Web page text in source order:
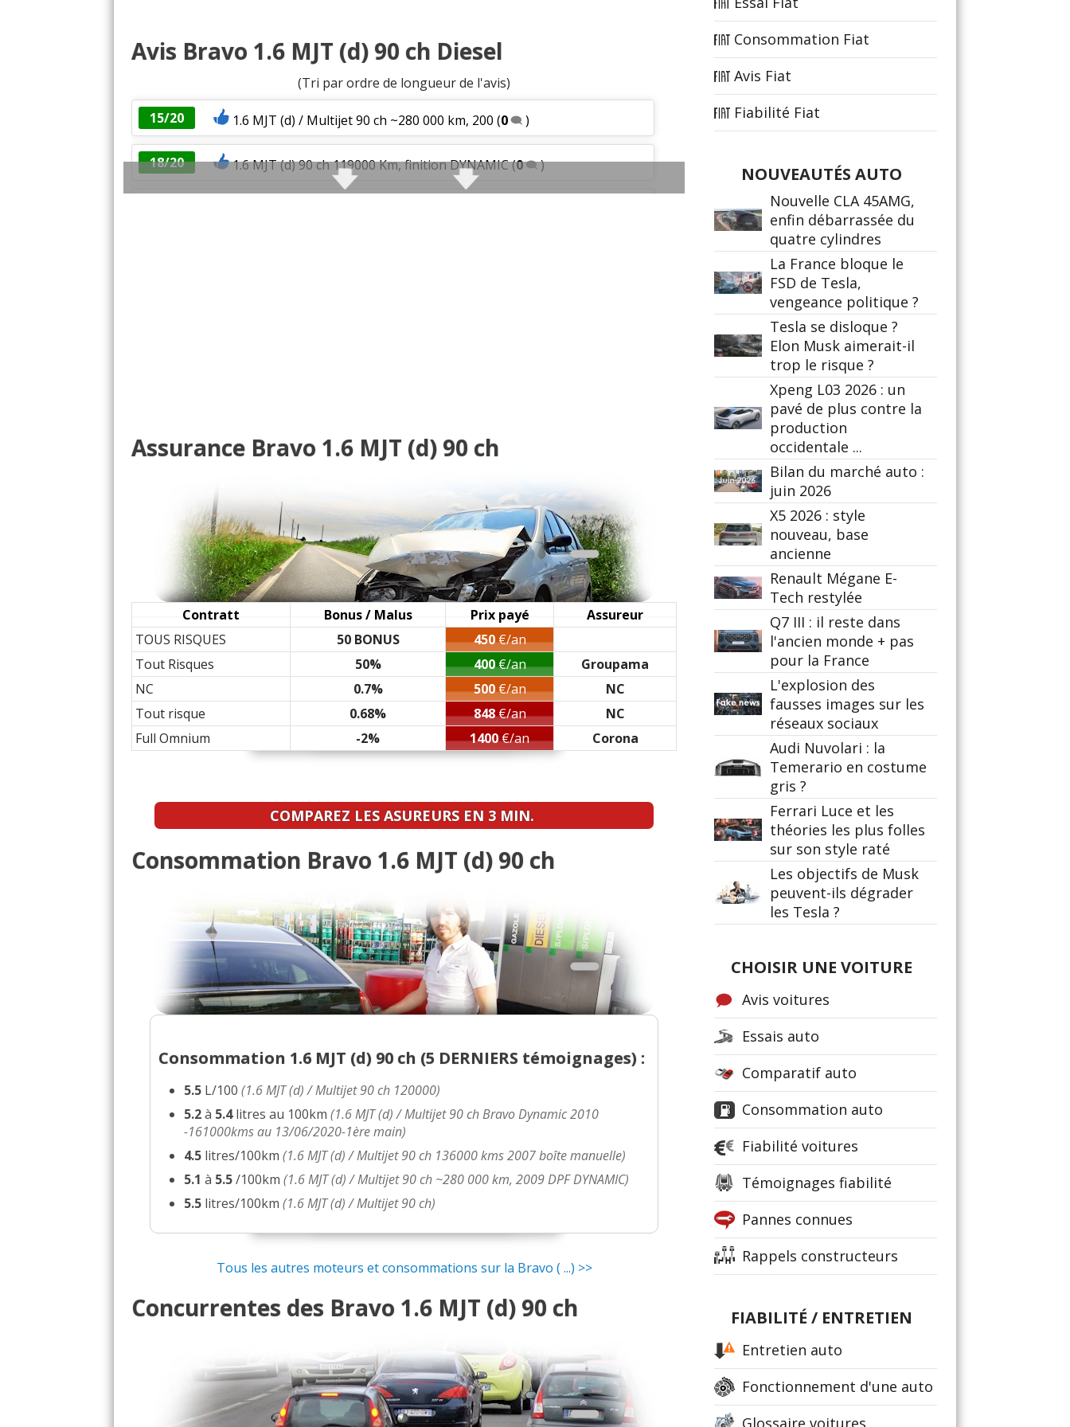
Entretien (coût): 1 aime
Avis Bravo 1.6 MJT (d) 90 ch Diesel
(Tri par ordre de longueur de l'avis)
15/20
1.6 MJT (d) / Multijet 90 ch ~280 000 km, 200 (0 )
18/20 1.6 MJT (d) 90 ch 119000 Km, finition DYNAMIC(0 )
1.6 MJT (d) 90 ch 81000 kms,2009,dynamic(0 )
16/20 1.6 MJT (d) / Multijet 90 ch(0 )
10/20 1.6 MJT (d) 90 ch septembre 2010 46000 km(0 )
14/20 1.6 MJT (d) / Multijet 90 ch 136000 kms 2007(0 )
-- /20 1.6 MJT (d) 90 ch 26.000kms année 2010(0 )
17/20 1.6 MJT (d) 90 ch 2010 - 52000 km )
Assurance Bravo 1.6 MJT (d) 90 ch
Contratt Bonus / Malus Prix payé
Assureur
TOUS RISQUES
50 BONUS 450€/an
Tout Risques
50% 400€/an
Groupama
NC
0.7% 500€/an
NC
Tout risque
0.68% 848€/an
NC
Full Omnium
-2% 1400€/an Corona
COMPAREZ LES ASUREURS EN 3 MIN.
Consommation Bravo 1.6 MJT (d) 90 ch
Consommation 1.6 MJT (d) 90 ch (5 DERNIERS témoignages) :
5.5 L/100(1.6 MJT (d) / Multijet 90 ch 120000)
5.2à 5.4 litres au 100km(1.6 MJT (d) / Multijet 90 ch Bravo Dynamic 2010
-161000kms au 13/06/2020-1ère main)
4.5 litres/100km(1.6 MJT (d) / Multijet 90 ch 136000 kms 2007 boîte manuelle)
5.1 à 5.5/100km(1.6 MJT (d) / Multijet 90 ch ~280 000 km, 2009 DPF DYNAMIC)
5.5 litres/100km(1.6 MJT (d) / Multijet 90 ch)
Tous les autres moteurs et consommations sur la Bravo ( ...) >>
Concurrentes des Bravo 1.6 MJT (d) 90 ch
Consommation Fiat
Avis Fiat
Fiabilité Fiat
NOUVEAUTÉS AUTO
Nouvelle CLA 45AMG,
enfin débarrassée du
quatre cylindres
La France bloque le
FSD de Tesla,
vengeance politique ?
Tesla se disloque ?
Elon Musk aimerait-il
trop le risque ?
Xpeng L03 2026 : un
pavé de plus contre la
production
occidentale ...
Bilan du marché auto :
juin 2026
X5 2026 : style
nouveau, base
ancienne
Renault Mégane E-
Tech restylée
Q7 III : il reste dans
l'ancien monde + pas
pour la France
L'explosion des
fausses images sur les
réseaux sociaux
Audi Nuvolari : la
Temerario en costume
gris ?
Ferrari Luce et les
théories les plus folles
sur son style raté
Les objectifs de Musk
peuvent-ils dégrader
les Tesla ?
CHOISIR UNE VOITURE
Avis voitures
Essais auto
Comparatif auto
Consommation auto
Fiabilité voitures
Témoignages fiabilité
Pannes connues
Rappels constructeurs
FIABILITÉ / ENTRETIEN
Entretien auto
Fonctionnement d'une auto
Glossaire voitures